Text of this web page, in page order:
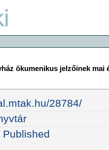
ökumenikus jelzőinek mai
28784/
Published